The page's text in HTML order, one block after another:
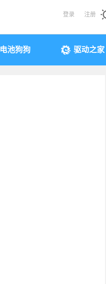
登录 注册
电池狗狗 驱动之家